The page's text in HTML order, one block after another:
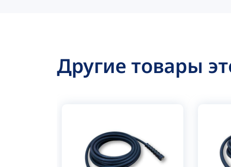
Другие товары